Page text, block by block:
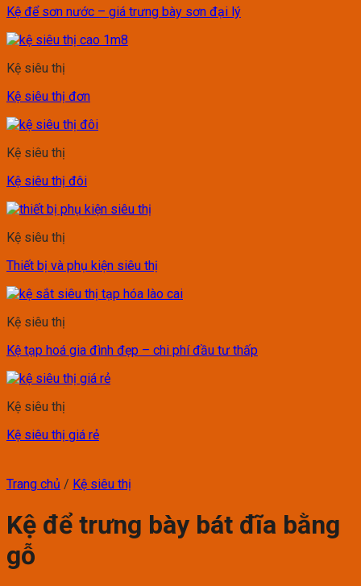
Kệ để sơn nước – giá trưng bày sơn đại lý
Kệ siêu thị
Kệ siêu thị đơn
Kệ siêu thị
Kệ siêu thị đôi
Kệ siêu thị
Thiết bị và phụ kiện siêu thị
Kệ siêu thị
Kệ tạp hoá gia đình đẹp – chi phí đầu tư thấp
Kệ siêu thị
Kệ siêu thị giá rẻ
Trang chủ / Kệ siêu thị
Kệ để trưng bày bát đĩa bằng
gỗ